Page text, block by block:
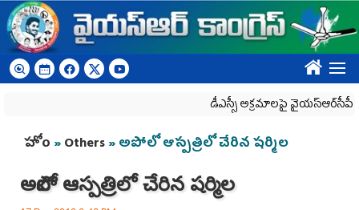
Skip to main content
????
డీఎస్సీ అక్రమాలపై వైయ‌స్ఆర్‌సీపీ
You are here
హోం »Others» అపోలో ఆస్పత్రిలో చేరిన షర్మిల
అపోలో ఆస్పత్రిలో చేరిన షర్మిల